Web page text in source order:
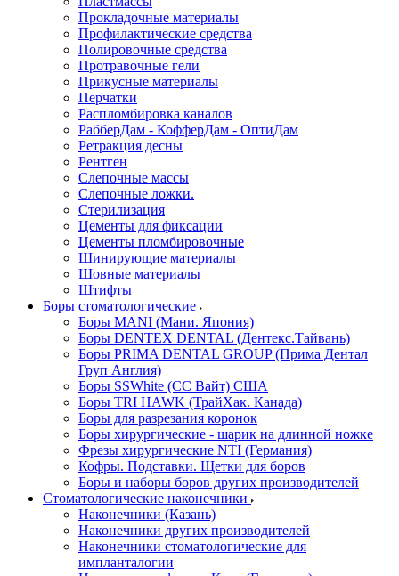
Прокладочные материалы
Профилактические средства
Полировочные средства
Протравочные гели
Прикусные материалы
Перчатки
Распломбировка каналов
РабберДам - КофферДам - ОптиДам
Ретракция десны
Рентген
Слепочные массы
Слепочные ложки.
Стерилизация
Цементы для фиксации
Цементы пломбировочные
Шинирующие материалы
Шовные материалы
Штифты
Боры стоматологические
Боры MANI (Мани. Япония)
Боры DENTEX DENTAL (Дентекс.Тайвань)
Боры PRIMA DENTAL GROUP (Прима Дентал
Груп Англия)
Боры SSWhite (СС Вайт) США
Боры TRI HAWK (ТрайХак. Канада)
Боры для разрезания коронок
Боры хирургические - шарик на длинной ножке
Фрезы хирургические NTI (Германия)
Кофры. Подставки. Щетки для боров
Боры и наборы боров других производителей
Стоматологические наконечники
Наконечники (Казань)
Наконечники других производителей
Наконечники стоматологические для
импланталогии